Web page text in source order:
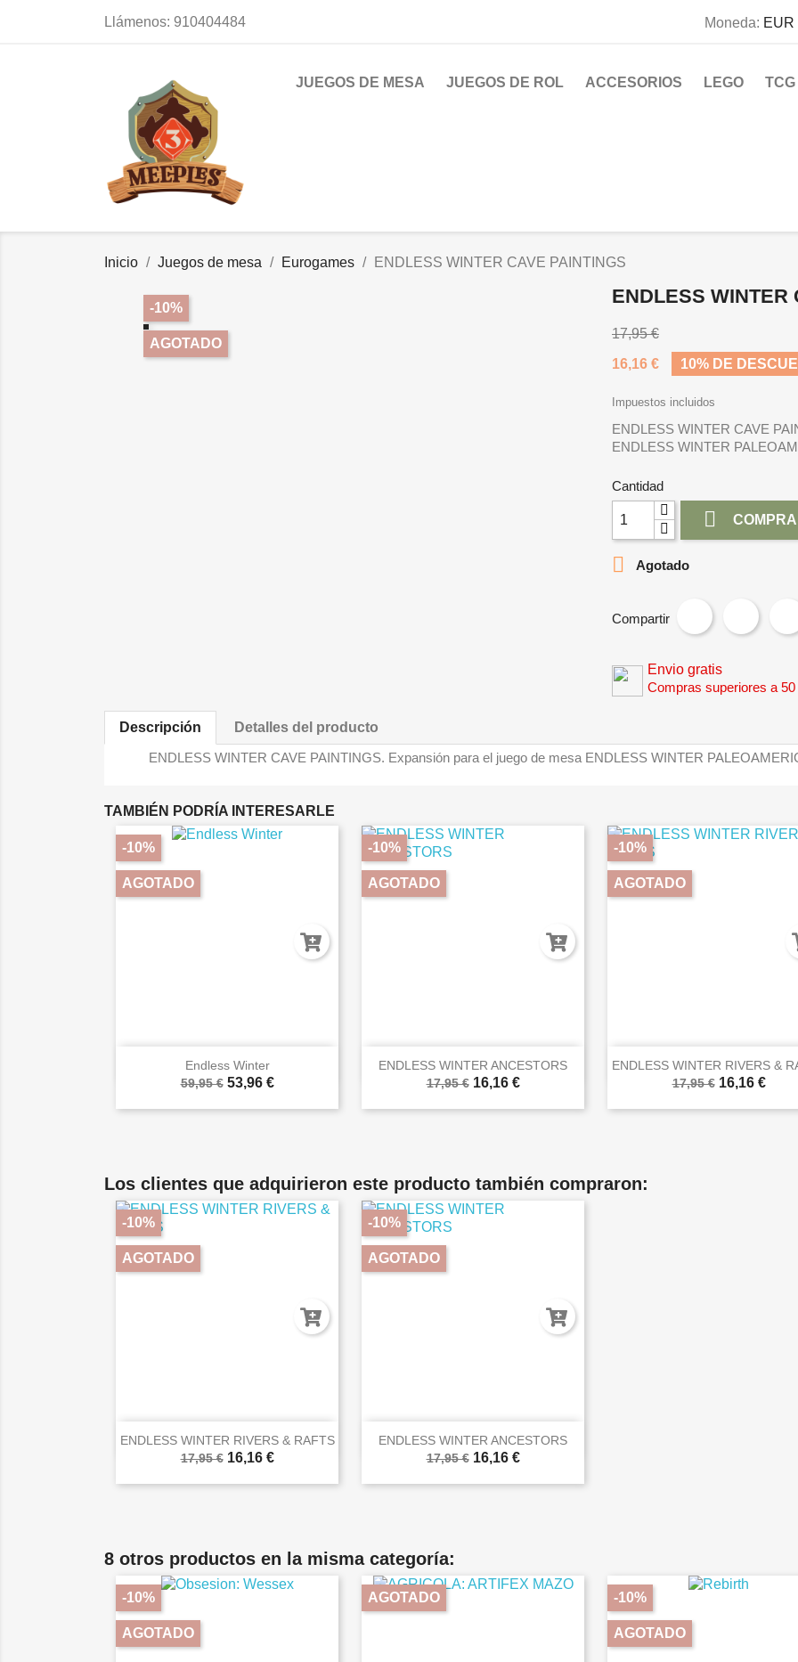
Llámenos: 910404484 Moneda: EUR
JUEGOS DE MESA JUEGOS DE ROL ACCESORIOS LEGO TCG
Inicio Juegos de mesa Eurogames ENDLESS WINTER CAVE PAINTINGS
-10%
AGOTADO
ENDLESS WINTER
17,95 €
16,16 €
10% DE
Impuestos incluidos
ENDLESS WINTER CAVE
ENDLESS WINTER
Cantidad

 Agotado
Compartir
Envio gratis
Compras superiores a 50
Descripción
Detalles del producto
ENDLESS WINTER CAVE PAINTINGS. Expansión para el juego de mesa ENDLESS WINTER
TAMBIÉN PODRÍA INTERESARLE
Endless Winter
59,95 € 53,96 €
-10%
AGOTADO
 Vista rápida
ENDLESS WINTER ANCESTORS
17,95 € 16,16 €
-10%
AGOTADO
 Vista rápida
ENDLESS WINTER RIVERS &
17,95 € 16,16 €
-10%
AGOTADO
 Vista rápida
Los clientes que adquirieron este producto también compraron:
ENDLESS WINTER RIVERS & RAFTS
17,95 € 16,16 €
-10%
AGOTADO
 Vista rápida
ENDLESS WINTER ANCESTORS
17,95 € 16,16 €
-10%
AGOTADO
 Vista rápida
8 otros productos en la misma categoría:
-10%
AGOTADO
AGOTADO -10%
AGOTADO